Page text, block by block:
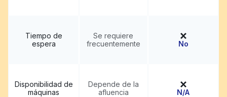
Tiempo de
espera
Se requiere
frecuentemente
No
Disponibilidad de
máquinas
Depende de la
afluencia
N/A